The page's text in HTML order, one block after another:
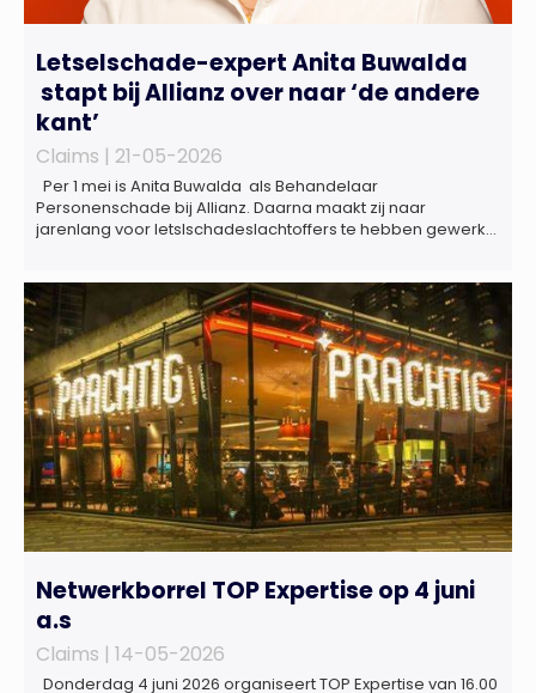
Letselschade-expert Anita Buwalda
stapt bij Allianz over naar ‘de andere
kant’
Claims | 21-05-2026
Per 1 mei is Anita Buwalda als Behandelaar
Personenschade bij Allianz. Daarna maakt zij naar
jarenlang voor letslschadeslachtoffers te hebben gewerkt
naam van Buwalda Letselschade, waarin zij onder meer
werkzaam was voor ZLM, Ard Korevaar Personenschade,
Overtoom […]
Netwerkborrel TOP Expertise op 4 juni
a.s
Claims | 14-05-2026
Donderdag 4 juni 2026 organiseert TOP Expertise van 16.00